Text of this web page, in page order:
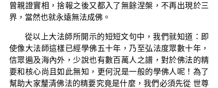
曾親證實相，捨報之後又都入了無餘涅槃，不再出現於三
界，當然也就永遠無法成佛。
從以上大法師所開示的短短文句中，我們就知道：即
使像大法師這樣已經學佛五十年，乃至弘法度眾數十年，
信眾遍及海內外，少說也有數百萬人之譜，對於佛法的精
要和核心尚且如此無知，更何況是一般的學佛人呢！為了
幫助大家釐清佛法的精要究竟是什麼，我們必須先從 世尊